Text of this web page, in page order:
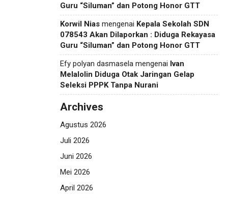
Guru “Siluman” dan Potong Honor GTT
Korwil Nias mengenai Kepala Sekolah SDN
078543 Akan Dilaporkan : Diduga Rekayasa
Guru “Siluman” dan Potong Honor GTT
Efy polyan dasmasela mengenai Ivan
Melalolin Diduga Otak Jaringan Gelap
Seleksi PPPK Tanpa Nurani
Archives
Agustus 2026
Juli 2026
Juni 2026
Mei 2026
April 2026